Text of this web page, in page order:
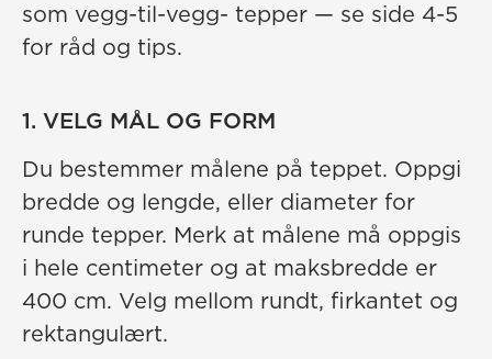
som vegg-til-vegg- tepper — se side 4-5
for råd og tips.
1. VELG MÅL OG FORM
Du bestemmer målene på teppet. Oppgi
bredde og lengde, eller diameter for
runde tepper. Merk at målene må oppgis
i hele centimeter og at maksbredde er
400 cm. Velg mellom rundt, firkantet og
rektangulært.